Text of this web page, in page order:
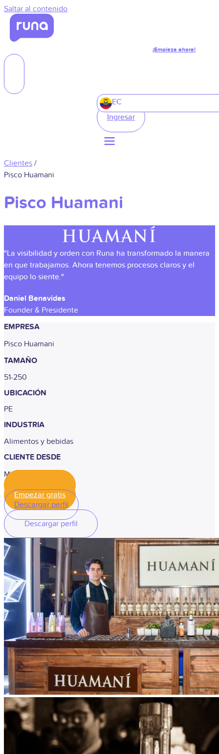
Saltar al contenido
¡Empieza ahora!
EC
Ingresar
Clientes /
Pisco Huamani
Pisco Huamani
"La visibilidad y orden con Runa ha transformado la manera
en que trabajamos. Ahora tenemos procesos claros y el
equipo lo siente."
Daniel Benavides
Founder & Presidente
EMPRESA
Pisco Huamani
TAMAÑO
51-250
UBICACIÓN
PE
INDUSTRIA
Alimentos y bebidas
CLIENTE DESDE
Marzo, 2025
Empezar gratis
Descargar perfil
Descargar perfil